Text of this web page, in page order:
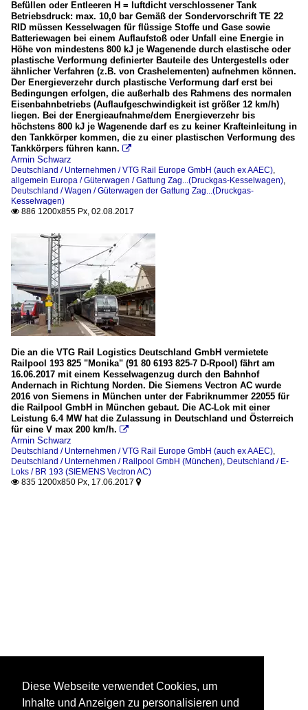
Befüllen oder Entleeren H = luftdicht verschlossener Tank
Betriebsdruck: max. 10,0 bar Gemäß der Sondervorschrift TE 22
RID müssen Kesselwagen für flüssige Stoffe und Gase sowie
Batteriewagen bei einem Auflaufstoß oder Unfall eine Energie in
Höhe von mindestens 800 kJ je Wagenende durch elastische oder
plastische Verformung definierter Bauteile des Untergestells oder
ähnlicher Verfahren (z.B. von Crashelementen) aufnehmen können.
Der Energieverzehr durch plastische Verformung darf erst bei
Bedingungen erfolgen, die außerhalb des Rahmens des normalen
Eisenbahnbetriebs (Auflaufgeschwindigkeit ist größer 12 km/h)
liegen. Bei der Energieaufnahme/dem Energieverzehr bis
höchstens 800 kJ je Wagenende darf es zu keiner Krafteinleitung in
den Tankkörper kommen, die zu einer plastischen Verformung des
Tankkörpers führen kann. 
Armin Schwarz
Deutschland / Unternehmen / VTG Rail Europe GmbH (auch ex AAEC),
allgemein Europa / Güterwagen / Gattung Zag...(Druckgas-Kesselwagen),
Deutschland / Wagen / Güterwagen der Gattung Zag...(Druckgas-
Kesselwagen)
 886 1200x855 Px, 02.08.2017
Die an die VTG Rail Logistics Deutschland GmbH vermietete
Railpool 193 825 "Monika" (91 80 6193 825-7 D-Rpool) fährt am
16.06.2017 mit einem Kesselwagenzug durch den Bahnhof
Andernach in Richtung Norden. Die Siemens Vectron AC wurde
2016 von Siemens in München unter der Fabriknummer 22055 für
die Railpool GmbH in München gebaut. Die AC-Lok mit einer
Leistung 6.4 MW hat die Zulassung in Deutschland und Österreich
für eine V max 200 km/h. 
Armin Schwarz
Deutschland / Unternehmen / VTG Rail Europe GmbH (auch ex AAEC),
Deutschland / Unternehmen / Railpool GmbH (München), Deutschland / E-
Loks / BR 193 (SIEMENS Vectron AC)
 835 1200x850 Px, 17.06.2017 
Diese Webseite verwendet Cookies, um
Inhalte und Anzeigen zu personalisieren und